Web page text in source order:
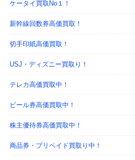
ケータイ買取No１！
新幹線回数券高価買取！
切手印紙高価買取！
USJ・ディズニー買取り！
テレカ高価買取中！
ビール券高価買取中！
株主優待券高価買取中！
商品券・プリペイド買取り中！